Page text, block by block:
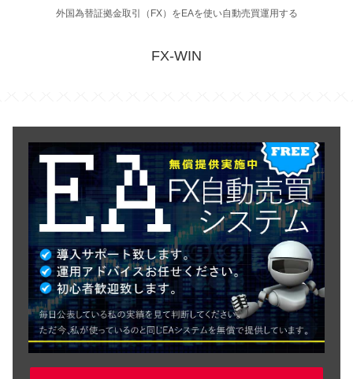
外国為替証拠金取引（FX）をEAを使い自動売買運用する
FX-WIN